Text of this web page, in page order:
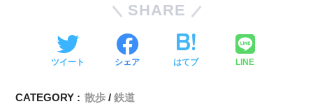
SHARE
ツイート シェア はてブ LINE
CATEGORY : 散歩
鉄道